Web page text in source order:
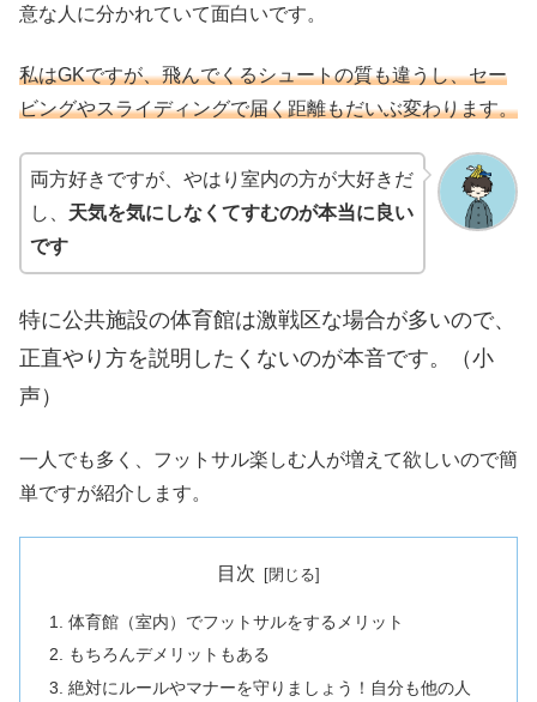
意な人に分かれていて面白いです。
私はGKですが、飛んでくるシュートの質も違うし、セー
ビングやスライディングで届く距離もだいぶ変わります。
両方好きですが、やはり室内の方が大好きだ
し、 天気を気にしなくてすむのが本当に良い
です
特に公共施設の体育館は激戦区な場合が多いので、
正直やり方を説明したくないのが本音です。（小
声）
一人でも多く、フットサル楽しむ人が増えて欲しいので簡
単ですが紹介します。
目次
体育館（室内）でフットサルをするメリット
もちろんデメリットもある
絶対にルールやマナーを守りましょう！自分も他の人